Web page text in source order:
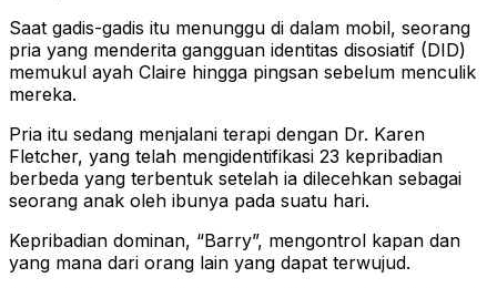
Saat gadis-gadis itu menunggu di dalam mobil, seorang
pria yang menderita gangguan identitas disosiatif (DID)
memukul ayah Claire hingga pingsan sebelum menculik
mereka.
Pria itu sedang menjalani terapi dengan Dr. Karen
Fletcher, yang telah mengidentifikasi 23 kepribadian
berbeda yang terbentuk setelah ia dilecehkan sebagai
seorang anak oleh ibunya pada suatu hari.
Kepribadian dominan, “Barry”, mengontrol kapan dan
yang mana dari orang lain yang dapat terwujud.